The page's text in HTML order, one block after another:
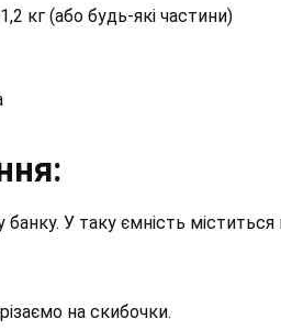
кг (або будь-які частини)
банку. У таку ємність
на скибочки.